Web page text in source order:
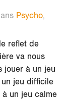
Psycho,
reflet de
va nous
jouer à un jeu
jeu difficile
un jeu calme